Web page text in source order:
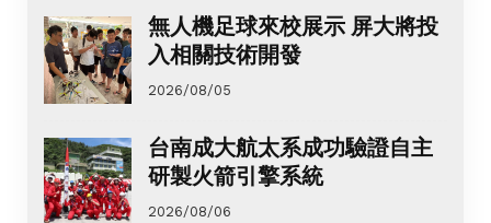
無人機足球來校展示 屏大將投
入相關技術開發
2026/08/05
台南成大航太系成功驗證自主
研製火箭引擎系統
2026/08/06